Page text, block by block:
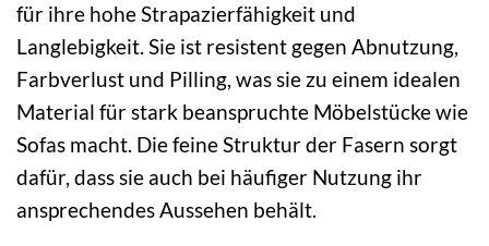
für ihre hohe Strapazierfähigkeit und
Langlebigkeit. Sie ist resistent gegen Abnutzung,
Farbverlust und Pilling, was sie zu einem idealen
Material für stark beanspruchte Möbelstücke wie
Sofas macht. Die feine Struktur der Fasern sorgt
dafür, dass sie auch bei häufiger Nutzung ihr
ansprechendes Aussehen behält.